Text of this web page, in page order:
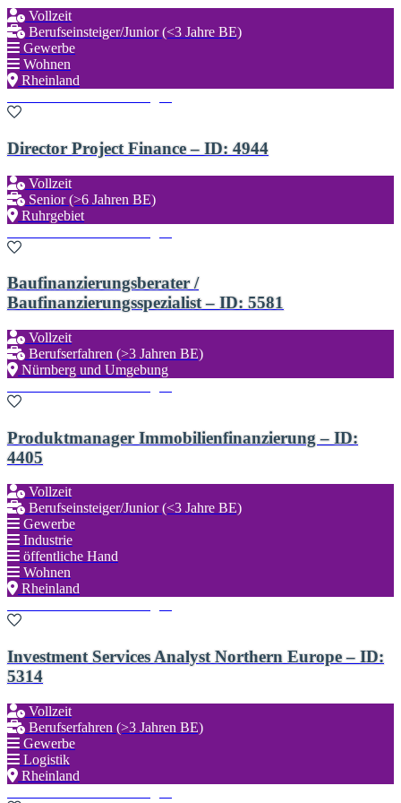
Vollzeit
Berufseinsteiger/Junior (<3 Jahre BE)
Gewerbe
Wohnen
Rheinland
Director Project Finance – ID: 4944
Vollzeit
Senior (>6 Jahren BE)
Ruhrgebiet
Baufinanzierungsberater /
Baufinanzierungsspezialist – ID: 5581
Vollzeit
Berufserfahren (>3 Jahren BE)
Nürnberg und Umgebung
Produktmanager Immobilienfinanzierung – ID:
4405
Vollzeit
Berufseinsteiger/Junior (<3 Jahre BE)
Gewerbe
Industrie
öffentliche Hand
Wohnen
Rheinland
Investment Services Analyst Northern Europe – ID:
5314
Vollzeit
Berufserfahren (>3 Jahren BE)
Gewerbe
Logistik
Rheinland